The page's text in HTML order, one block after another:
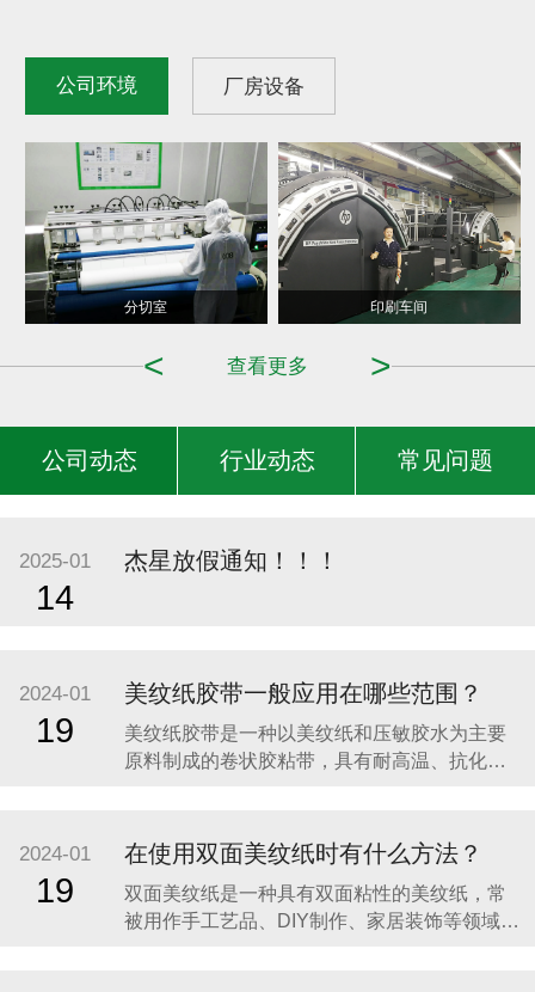
公司环境 厂房设备
分切室 印刷车间
>
查看更多
<
造纸车间
公司动态 行业动态 常见问题
2025-01
14
杰星放假通知！！！
2024-01
19
美纹纸胶带一般应用在哪些范围？
​美纹纸胶带是一种以美纹纸和压敏胶水为主要
原料制成的卷状胶粘带，具有耐高温、抗化学
办公用品：美纹纸胶带是一种非常常用的办公
用品，它具有撕裂性好、粘合力强、拼接坚固
的特点，可以用来装订文件、保护文件、绑扎
纸张，或者用于
2024-01
19
在使用双面美纹纸时有什么方法？
​双面美纹纸是一种具有双面粘性的美纹纸，常
被用作手工艺品、DIY制作、家居装饰等领域的